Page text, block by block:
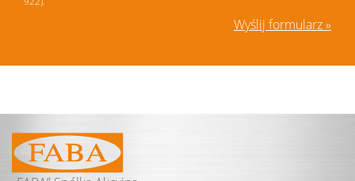
Wyślij formularz »